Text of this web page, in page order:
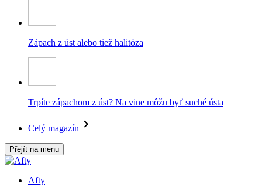
Zápach z úst alebo tiež halitóza
Trpíte zápachom z úst? Na vine môžu byť suché ústa
Celý magazín
Přejít na menu
Afty